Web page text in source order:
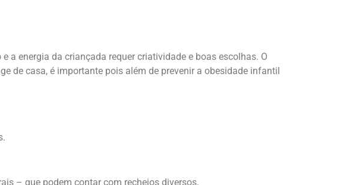
a energia da criançada requer criatividade e boas escolhas. O
de casa, é importante pois além de prevenir a obesidade infantil
– que podem contar com recheios diversos.